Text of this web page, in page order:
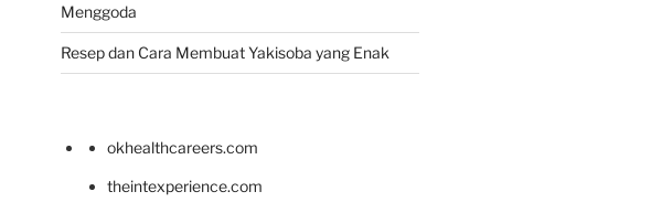
Menggoda
Resep dan Cara Membuat Yakisoba yang Enak
okhealthcareers.com
theintexperience.com